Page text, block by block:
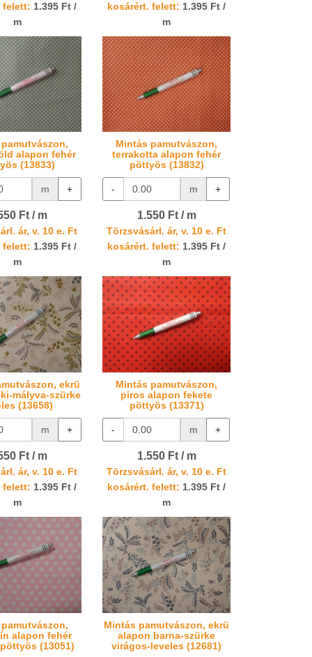
felett: 1.395 Ft /
m
kosárért. felett: 1.395 Ft /
m
alapon fehér
(13833)
m +
Ft / m
ár, v. 10 e. Ft
felett: 1.395 Ft /
m
Mintás pamutvászon,
terrakotta alapon fehér
pöttyös (13832)
- m +
1.550 Ft / m
Törzsvásárl. ár, v. 10 e. Ft
kosárért. felett: 1.395 Ft /
m
ekrü
mályva-szürke
(13658)
m +
Ft / m
ár, v. 10 e. Ft
felett: 1.395 Ft /
m
Mintás pamutvászon,
piros alapon fekete
pöttyös (13371)
- m +
1.550 Ft / m
Törzsvásárl. ár, v. 10 e. Ft
kosárért. felett: 1.395 Ft /
m
alapon fehér
(13051)
Mintás pamutvászon, ekrü
alapon barna-szürke
virágos-leveles (12681)